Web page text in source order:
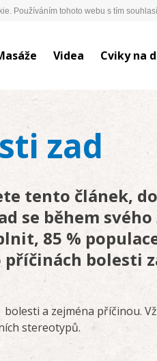
Používáním tohoto webu s tím
Videa Cviky na
zad
tento článek,
se během
85 %
bolesti
a zejména příčinou.
stereotypů.